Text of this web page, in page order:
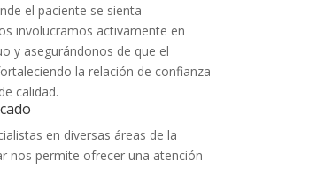
el paciente se sienta
involucramos activamente en
y asegurándonos de que el
la relación de confianza
calidad.
en diversas áreas de la
nos permite ofrecer una atención